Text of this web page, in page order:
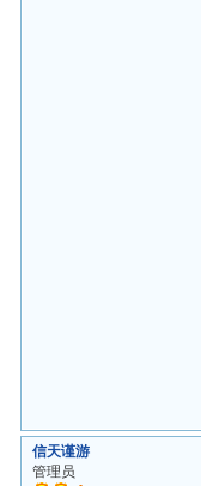
信天谨游
管理员